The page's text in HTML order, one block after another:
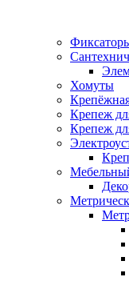
Хомуты
Крепеж
Крепеж